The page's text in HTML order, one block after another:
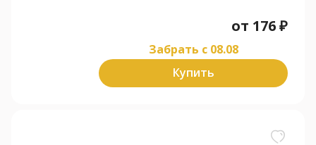
от 176₽
Забрать c 08.08
Купить